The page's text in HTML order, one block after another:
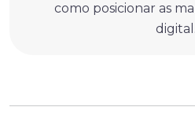
como posicionar as
digital.